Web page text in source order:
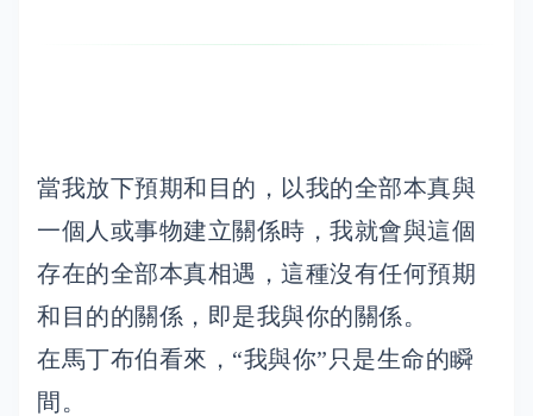
當我放下預期和目的，以我的全部本真與
一個人或事物建立關係時，我就會與這個
存在的全部本真相遇，這種沒有任何預期
和目的的關係，即是我與你的關係。
在馬丁布伯看來，“我與你”只是生命的瞬
間。